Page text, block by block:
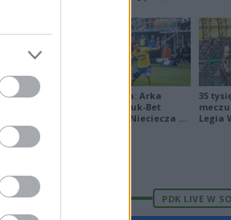
FORMA
Ekstraklasa: Arka
Gdynia - Bruk-Bet
Termalica Nieciecza 2-
35
Legia
PDK LIVE W